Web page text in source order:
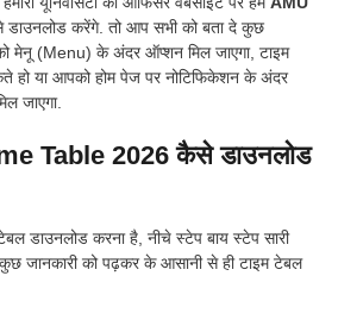
डाउनलोड करेंगे. तो आप सभी को बता दे कुछ
मेनू (Menu) के अंदर ऑप्शन मिल जाएगा, टाइम
हो या आपको होम पेज पर नोटिफिकेशन के अंदर
जाएगा.
Table 2026 कैसे डाउनलोड
डाउनलोड करना है, नीचे स्टेप बाय स्टेप सारी
जानकारी को पढ़कर के आसानी से ही टाइम टेबल